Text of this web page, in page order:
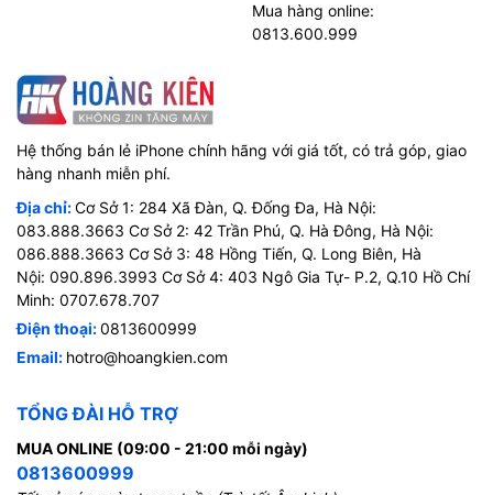
Mua hàng online:
0813.600.999
Hệ thống bán lẻ iPhone chính hãng với giá tốt, có trả góp, giao
hàng nhanh miễn phí.
Địa chỉ:Cơ Sở 1: 284 Xã Đàn, Q. Đống Đa, Hà Nội:
083.888.3663 Cơ Sở 2: 42 Trần Phú, Q. Hà Đông, Hà Nội:
086.888.3663 Cơ Sở 3: 48 Hồng Tiến, Q. Long Biên, Hà
Nội: 090.896.3993 Cơ Sở 4: 403 Ngô Gia Tự- P.2, Q.10 Hồ Chí
Minh: 0707.678.707
Điện thoại:0813600999
Email: hotro@hoangkien.com
TỔNG ĐÀI HỖ TRỢ
MUA ONLINE (09:00 - 21:00 mỗi ngày)
0813600999